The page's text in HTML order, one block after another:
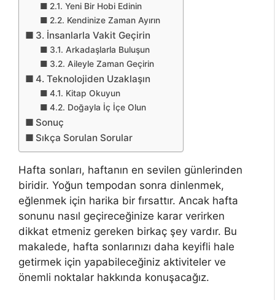
2.1. Yeni Bir Hobi Edinin
2.2. Kendinize Zaman Ayırın
3. İnsanlarla Vakit Geçirin
3.1. Arkadaşlarla Buluşun
3.2. Aileyle Zaman Geçirin
4. Teknolojiden Uzaklaşın
4.1. Kitap Okuyun
4.2. Doğayla İç İçe Olun
Sonuç
Sıkça Sorulan Sorular
Hafta sonları, haftanın en sevilen günlerinden
biridir. Yoğun tempodan sonra dinlenmek,
eğlenmek için harika bir fırsattır. Ancak hafta
sonunu nasıl geçireceğinize karar verirken
dikkat etmeniz gereken birkaç şey vardır. Bu
makalede, hafta sonlarınızı daha keyifli hale
getirmek için yapabileceğiniz aktiviteler ve
önemli noktalar hakkında konuşacağız.